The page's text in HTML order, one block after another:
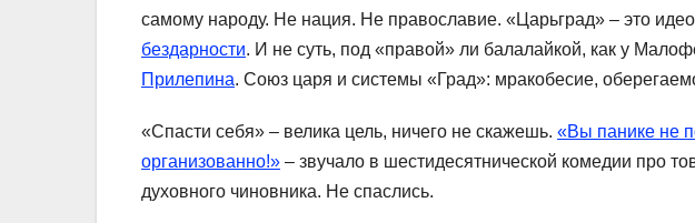
самому народу. Не нация. Не православие. «Царьград» – это
бездарности. И не суть, под «правой» ли балалайкой, как у
Прилепина. Союз царя и системы «Град»: мракобесие,
«Спасти себя» – велика цель, ничего не скажешь. «Вы панике не
организованно!» – звучало в шестидесятнической комедии про
духовного чиновника. Не спаслись.